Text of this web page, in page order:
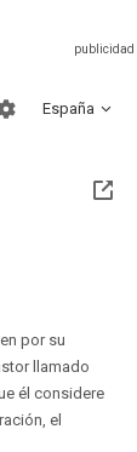
España
por su
llamado
él considere
el